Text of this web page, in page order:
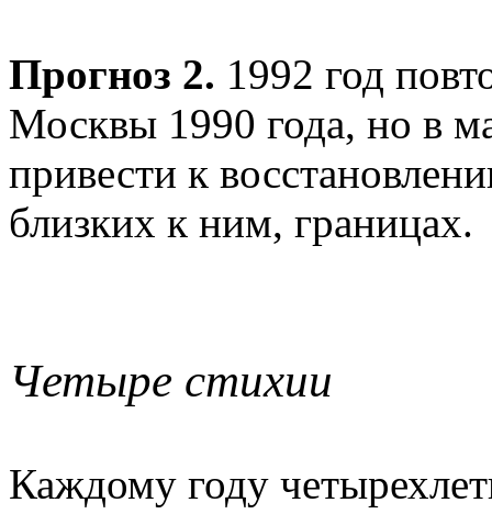
Прогноз 2. 1992 год
Москвы 1990 года, но в
привести к
близких к ним, границах.
Четыре стихии
Каждому году